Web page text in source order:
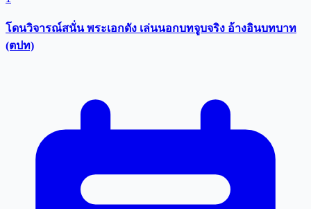
โดนวิจารณ์สนั่น พระเอกดัง เล่นนอกบทจูบจริง อ้างอินบทบาท
(ตปท)